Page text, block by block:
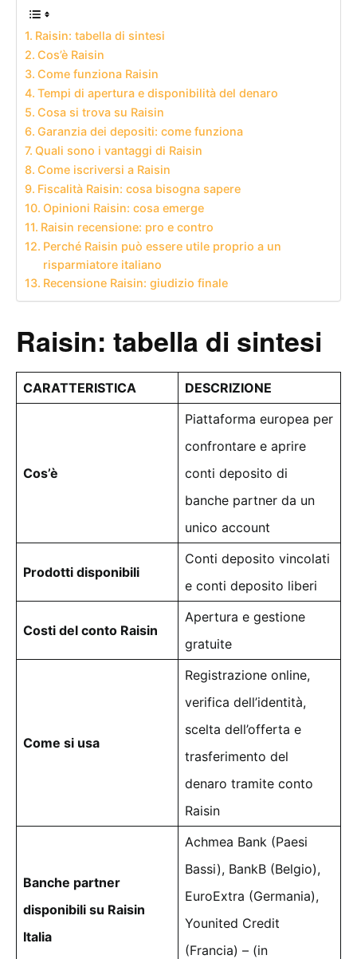
Raisin: tabella di sintesi
Cos’è Raisin
Come funziona Raisin
Tempi di apertura e disponibilità del denaro
Cosa si trova su Raisin
Garanzia dei depositi: come funziona
Quali sono i vantaggi di Raisin
Come iscriversi a Raisin
Fiscalità Raisin: cosa bisogna sapere
Opinioni Raisin: cosa emerge
Raisin recensione: pro e contro
Perché Raisin può essere utile proprio a un
risparmiatore italiano
Recensione Raisin: giudizio finale
Raisin: tabella di sintesi
CARATTERISTICA DESCRIZIONE
Cos’è
Piattaforma europea per
confrontare e aprire
conti deposito di
banche partner da un
unico account
Prodotti disponibili
Conti deposito vincolati
e conti deposito liberi
Costi del conto Raisin
Apertura e gestione
gratuite
Come si usa
Registrazione online,
verifica dell’identità,
scelta dell’offerta e
trasferimento del
denaro tramite conto
Raisin
Banche partner
disponibili su Raisin
Italia
Achmea Bank (Paesi
Bassi), BankB (Belgio),
EuroExtra (Germania),
Younited Credit
(Francia) – (in